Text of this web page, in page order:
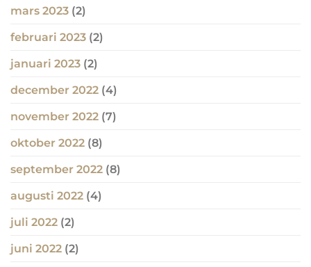
mars 2023 (2)
februari 2023 (2)
januari 2023 (2)
december 2022 (4)
november 2022 (7)
oktober 2022 (8)
september 2022 (8)
augusti 2022 (4)
juli 2022 (2)
juni 2022 (2)